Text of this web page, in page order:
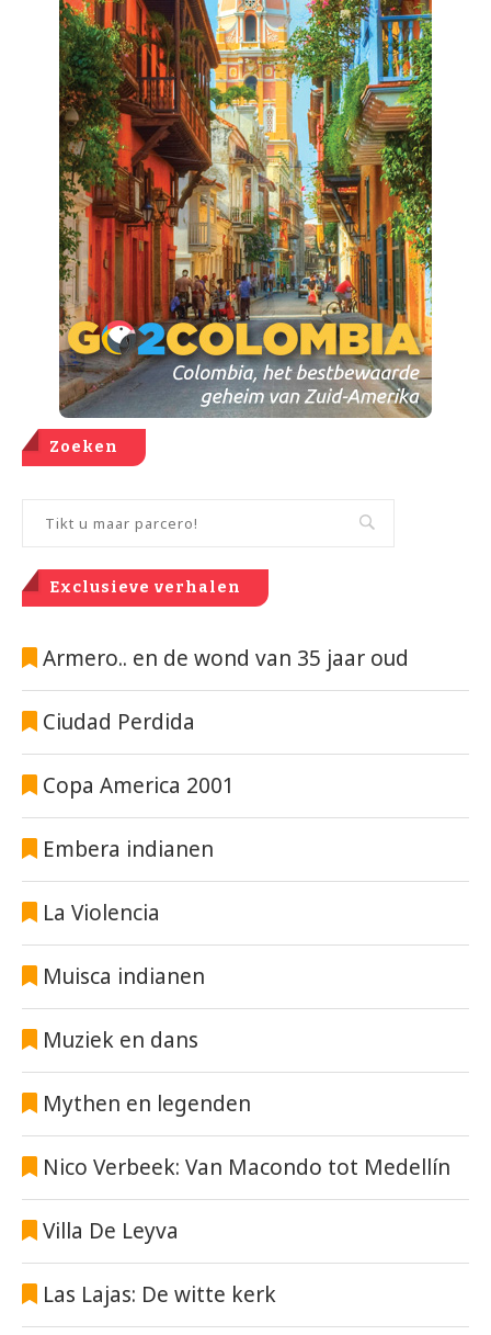
Zoeken
Exclusieve verhalen
Armero.. en de wond van 35 jaar oud
Ciudad Perdida
Copa America 2001
Embera indianen
La Violencia
Muisca indianen
Muziek en dans
Mythen en legenden
Nico Verbeek: Van Macondo tot Medellín
Villa De Leyva
Las Lajas: De witte kerk